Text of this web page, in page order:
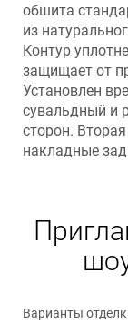
обшита
из
Контур
защищает от
Установлен
сувальдный и
сторон.
накладные
Варианты